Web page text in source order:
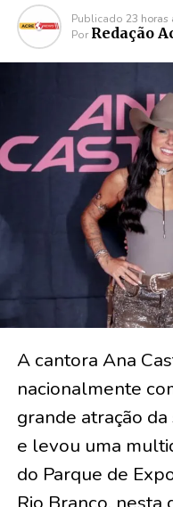
Publicado 23 horas
Por Redação
A cantora Ana
nacionalmente
grande atração
e levou uma
do Parque de